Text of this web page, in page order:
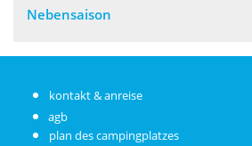
Nebensaison
kontakt & anreise
agb
plan des campingplatzes